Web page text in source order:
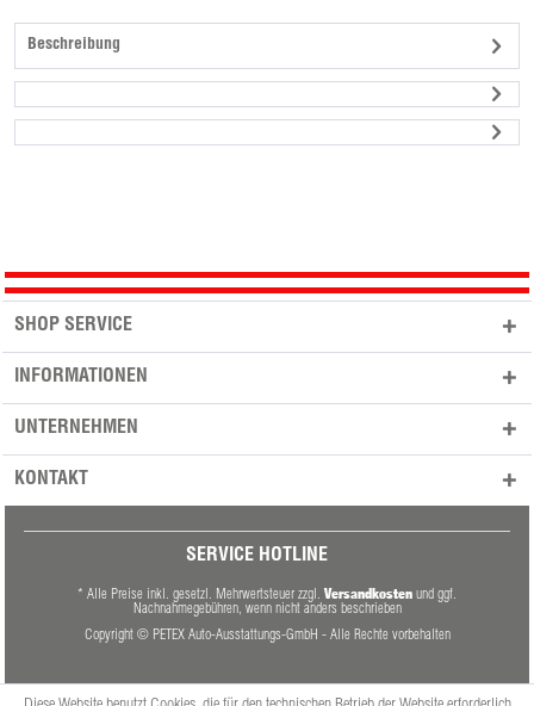
Beschreibung
SHOP SERVICE
INFORMATIONEN
UNTERNEHMEN
KONTAKT
SERVICE HOTLINE
* Alle Preise inkl. gesetzl. Mehrwertsteuer zzgl. Versandkosten und ggf.
Nachnahmegebühren, wenn nicht anders beschrieben
Copyright © PETEX Auto-Ausstattungs-GmbH - Alle Rechte vorbehalten